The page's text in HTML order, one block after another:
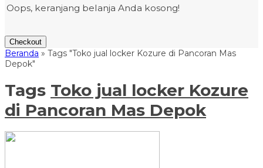
Oops, keranjang belanja Anda kosong!
Checkout
Beranda » Tags "Toko jual locker Kozure di Pancoran Mas
Depok"
Tags Toko jual locker Kozure
di Pancoran Mas Depok